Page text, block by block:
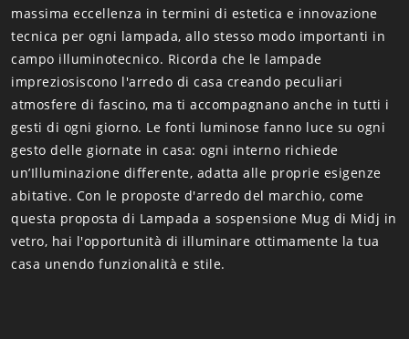
massima eccellenza in termini di estetica e innovazione
tecnica per ogni lampada, allo stesso modo importanti in
campo illuminotecnico. Ricorda che le lampade
impreziosiscono l'arredo di casa creando peculiari
atmosfere di fascino, ma ti accompagnano anche in tutti i
gesti di ogni giorno. Le fonti luminose fanno luce su ogni
gesto delle giornate in casa: ogni interno richiede
un’Illuminazione differente, adatta alle proprie esigenze
abitative. Con le proposte d'arredo del marchio, come
questa proposta di Lampada a sospensione Mug di Midj in
vetro, hai l'opportunità di illuminare ottimamente la tua
casa unendo funzionalità e stile.